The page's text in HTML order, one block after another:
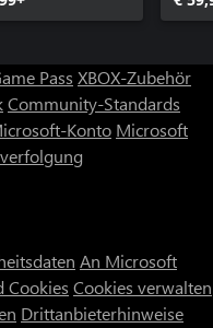
Pass XBOX-Zubehör
Community-Standards
Konto Microsoft
An Microsoft
Cookies Cookies verwalten
Drittanbieterhinweise